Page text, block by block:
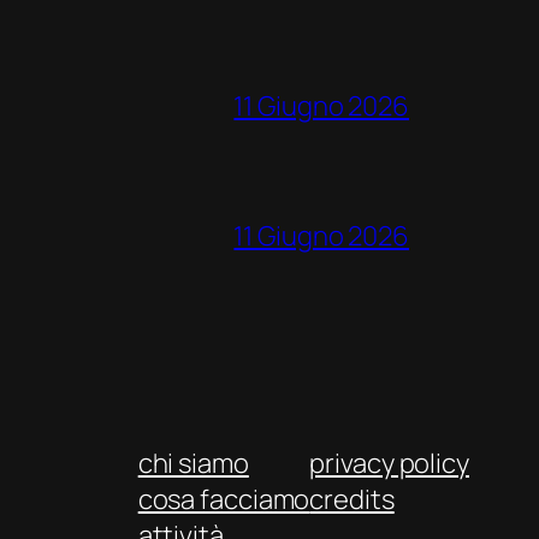
11 Giugno 2026
11 Giugno 2026
chi siamo
cosa facciamo
privacy policy
credits